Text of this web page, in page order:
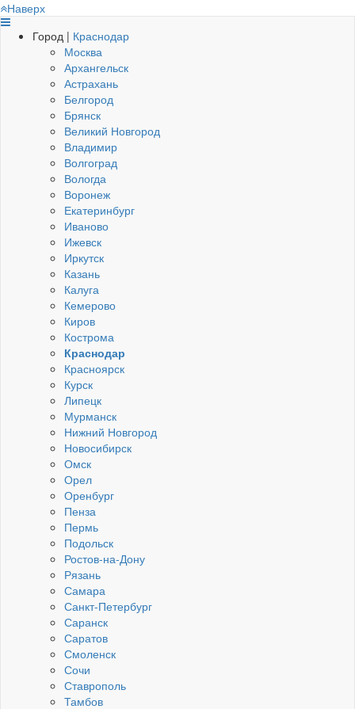
Наверх
Город | Краснодар
Москва
Архангельск
Астрахань
Белгород
Брянск
Великий Новгород
Владимир
Волгоград
Вологда
Воронеж
Екатеринбург
Иваново
Ижевск
Иркутск
Казань
Калуга
Кемерово
Киров
Кострома
Краснодар
Красноярск
Курск
Липецк
Мурманск
Нижний Новгород
Новосибирск
Омск
Орел
Оренбург
Пенза
Пермь
Подольск
Ростов-на-Дону
Рязань
Самара
Санкт-Петербург
Саранск
Саратов
Смоленск
Сочи
Ставрополь
Тамбов